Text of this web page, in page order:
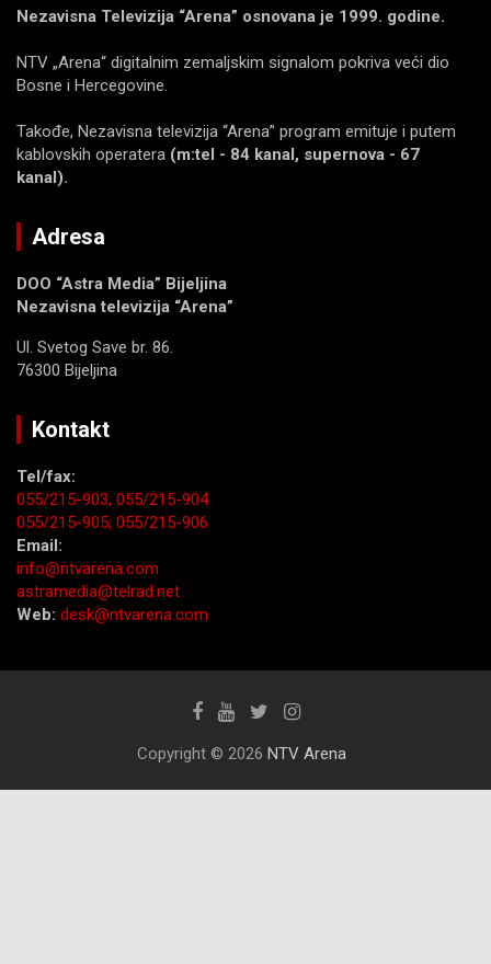
Nezavisna Televizija “Arena” osnovana je 1999. godine.
NTV „Arena“ digitalnim zemaljskim signalom pokriva veći dio
Bosne i Hercegovine.
Takođe, Nezavisna televizija “Arena” program emituje i putem
kablovskih operatera (m:tel - 84 kanal, supernova - 67
kanal).
Adresa
DOO “Astra Media” Bijeljina
Nezavisna televizija “Arena”
Ul. Svetog Save br. 86.
76300 Bijeljina
Kontakt
Tel/fax:
055/215-903; 055/215-904
055/215-905; 055/215-906
Email:
info@ntvarena.com
astramedia@telrad.net
Web: desk@ntvarena.com
Copyright © 2026 NTV Arena